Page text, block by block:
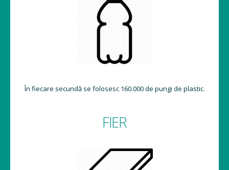
În fiecare secundă se folosesc 160.000 de pungi de plastic.
FIER